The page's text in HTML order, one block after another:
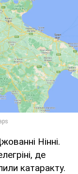
Нінні.
де
катаракту.